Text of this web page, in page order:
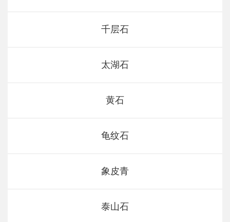
千层石
太湖石
黄石
龟纹石
象皮青
泰山石